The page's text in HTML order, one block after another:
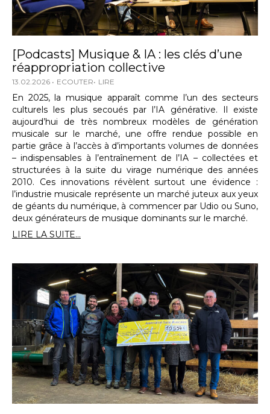
[Podcasts] Musique & IA : les clés d’une
réappropriation collective
13.02.2026 ECOUTER LIRE
En 2025, la musique apparaît comme l’un des secteurs
culturels les plus secoués par l’IA générative. Il existe
aujourd’hui de très nombreux modèles de génération
musicale sur le marché, une offre rendue possible en
partie grâce à l’accès à d’importants volumes de données
– indispensables à l’entraînement de l’IA – collectées et
structurées à la suite du virage numérique des années
2010. Ces innovations révèlent surtout une évidence :
l’industrie musicale représente un marché juteux aux yeux
de géants du numérique, à commencer par Udio ou Suno,
deux générateurs de musique dominants sur le marché.
LIRE LA SUITE...